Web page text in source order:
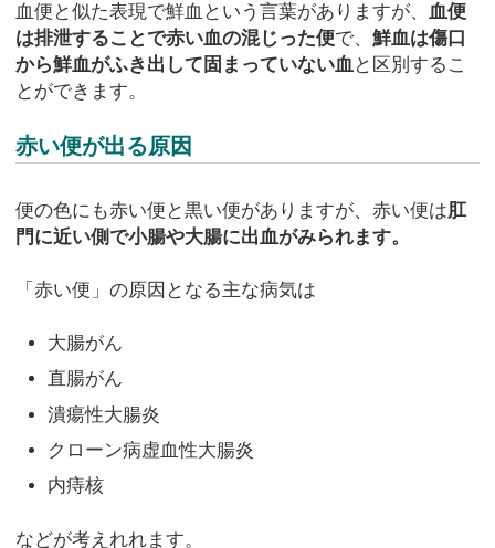
血便と似た表現で鮮血という言葉がありますが、 血便
は排泄することで赤い血の混じった便で、鮮血は傷口
から鮮血がふき出して固まっていない血 と区別するこ
とができます。
赤い便が出る原因
便の色にも赤い便と黒い便がありますが、赤い便は肛
門に近い側で小腸や大腸に出血がみられます。
「赤い便」の原因となる主な病気は
大腸がん
直腸がん
潰瘍性大腸炎
クローン病虚血性大腸炎
内痔核
などが考えれれます。